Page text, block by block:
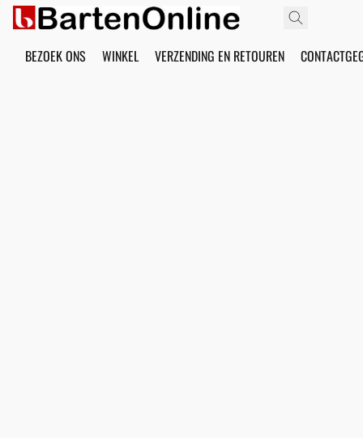
BEZOEK ONS WINKEL VERZENDING EN RETOUREN